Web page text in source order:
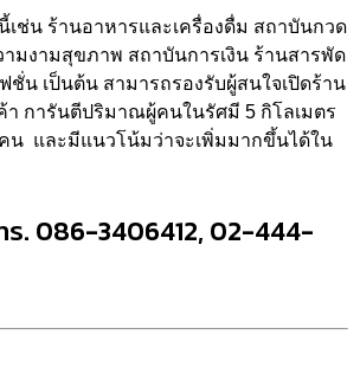
ช่น ร้านอาหารและเครื่องดื่ม สถาบันกวด
มงามสุขภาพ สถาบันการเงิน ร้านสารพัด
ชั่น เป็นต้น สามารถรองรับผู้สนใจเปิดร้าน
า การันตีปริมาณผู้คนในรัศมี 5 กิโลเมตร
คน และมีแนวโน้มว่าจะเพิ่มมากขึ้นได้ใน
ร. 086-3406412, 02-444-